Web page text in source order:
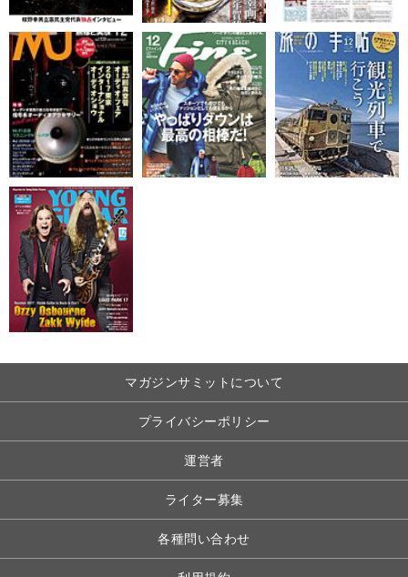
マガジンサミットについて
プライバシーポリシー
運営者
ライター募集
各種問い合わせ